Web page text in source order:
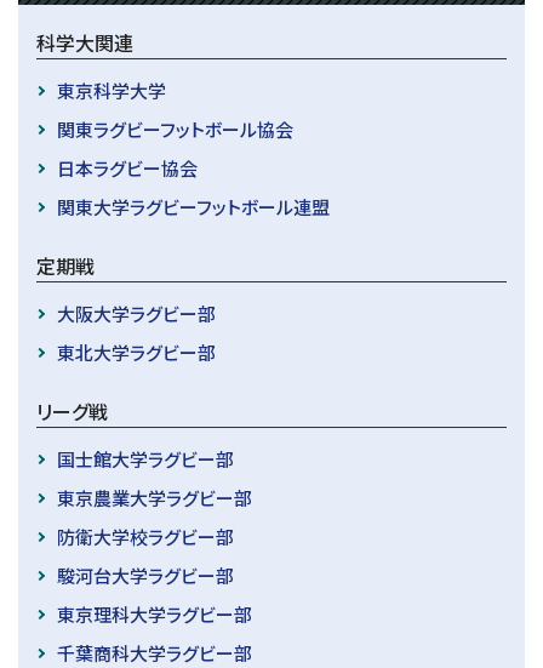
科学大関連
東京科学大学
関東ラグビーフットボール協会
日本ラグビー協会
関東大学ラグビーフットボール連盟
定期戦
大阪大学ラグビー部
東北大学ラグビー部
リーグ戦
国士館大学ラグビー部
東京農業大学ラグビー部
防衛大学校ラグビー部
駿河台大学ラグビー部
東京理科大学ラグビー部
千葉商科大学ラグビー部